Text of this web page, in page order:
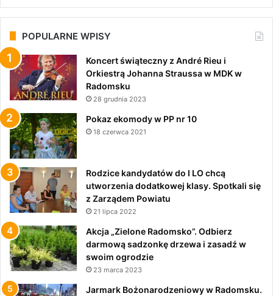
POPULARNE WPISY
Koncert świąteczny z André Rieu i
Orkiestrą Johanna Straussa w MDK w
Radomsku
28 grudnia 2023
Pokaz ekomody w PP nr 10
18 czerwca 2021
Rodzice kandydatów do I LO chcą
utworzenia dodatkowej klasy. Spotkali się
z Zarządem Powiatu
21 lipca 2022
Akcja „Zielone Radomsko”. Odbierz
darmową sadzonkę drzewa i zasadź w
swoim ogrodzie
23 marca 2023
Jarmark Bożonarodzeniowy w Radomsku.